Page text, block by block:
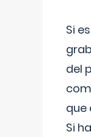
Si
del
que
Si